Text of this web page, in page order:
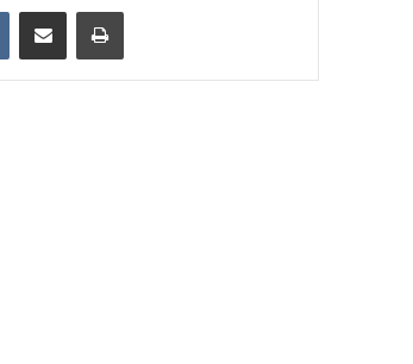
VKontakteShare via Email Print